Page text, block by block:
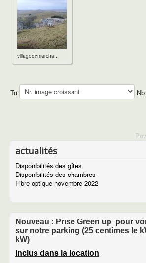
Les chambres d'hôtes
Tourisme
Village de Marchastel
Photos du village
historique de Marchastel
Lieux touristiques
Nasbinals
Laguiole
Le château de la Baume
Marvejols
Le chemin de Saint Jacques
La recette de l'Aligot
Piscine et Sauna
Le sauna
La piscine
100 photos
La colonie des années 50
Notre chaudière à granulés
Avancement de nos travaux
contact
contact
villagedemarcha...
Tri
actualités
Disponibilités des gîtes
Disponibilités des chambres
Fibre optique novembre 2022
Nouveau : Prise Green up pour
sur notre parking (25 centimes le
kW)
Inclus dans la location